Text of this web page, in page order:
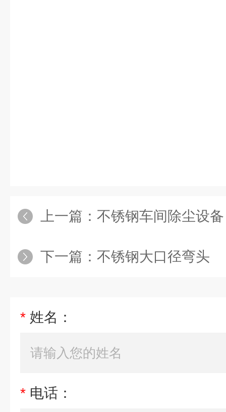
上一篇： 不锈钢车间除尘设备
下一篇： 不锈钢大口径弯头
* 姓名：
* 电话：